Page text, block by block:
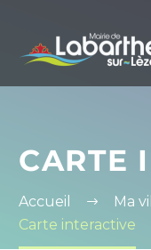
CARTE
Accueil Ma
Carte interactive